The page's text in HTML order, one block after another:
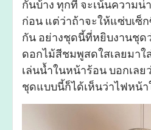
กันบ้าง ทุกที จะเน้นความน่
ก่อน แต่ว่าถ้าจะให้แซ่บเซ็
กัน อย่างชุดนี้ที่หยิบงานชุด
ดอกไม้สีชมพูสดใสเลยมาใ
เล่นน้ำในหน้าร้อน บอกเล
ชุดแบบนี้ก็ได้เห็นว่าไฟหน้